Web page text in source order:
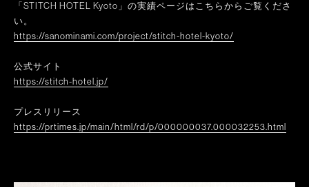
「STITCH HOTEL Kyoto」の実績ページはこちらからご覧くださ
い。
https://sanominami.com/project/stitch-hotel-kyoto/
公式サイト
https://stitch-hotel.jp/
プレスリリース
https://prtimes.jp/main/html/rd/p/000000037.000032253.html